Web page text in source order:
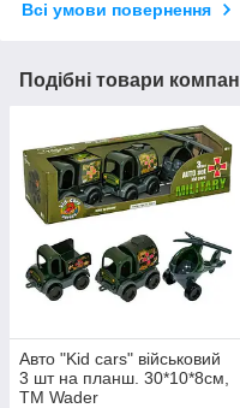
Всі умови повернення
Подібні товари
Авто "Kid cars" військовий
3 шт на планш. 30*10*8см,
ТМ Wader